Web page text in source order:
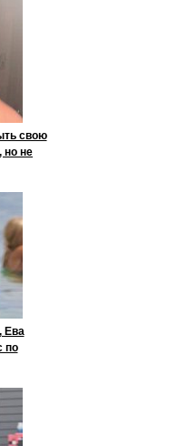
свою
но не
Ева
по